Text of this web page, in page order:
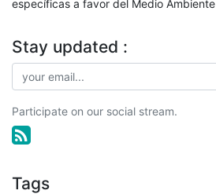
específicas a favor del Medio Ambiente
Stay updated :
Participate on our social stream.
Tags